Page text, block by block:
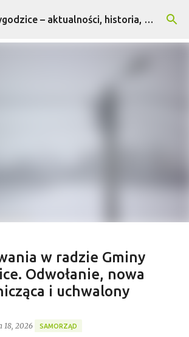
do głównej zawartości Gmina Przygodzice – aktualności, historia, turystyka
Przygodzice
w radzie Gminy
Odwołanie, nowa
i uchwalony
18, 2026 SAMORZĄD